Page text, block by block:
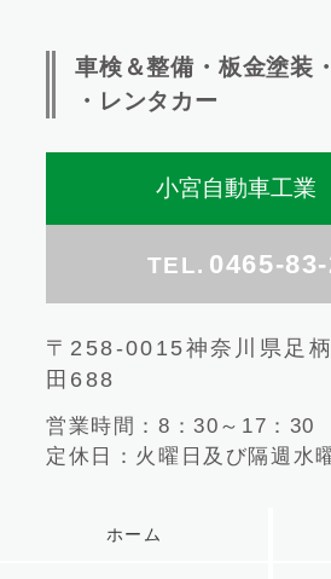
車検＆整備・板金塗装
・レンタカー
小宮自動車工業
TEL. 0465-
〒258-0015神奈川県足
田688
営業時間：8：30～17：30
定休日：火曜日及び隔週水
ホーム